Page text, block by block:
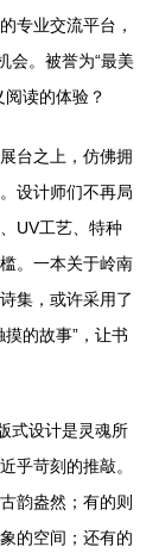
专业交流平台，
会。被誉为“最美
读的体验？
台之上，仿佛拥
设计师们不再局
UV工艺、特种
。一本关于岭南
集，或许采用了
的故事”，让书
式设计是灵魂所
乎苛刻的推敲。
韵盎然；有的则
的空间；还有的